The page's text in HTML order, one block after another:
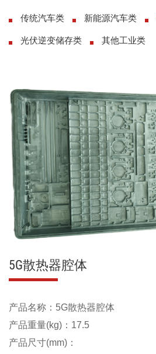
传统汽车类 新能源汽车类
光伏逆变储存类 其他工业类
5G散热器腔体
产品名称：5G散热器腔体
产品重量(kg)：17.5
产品尺寸(mm)：